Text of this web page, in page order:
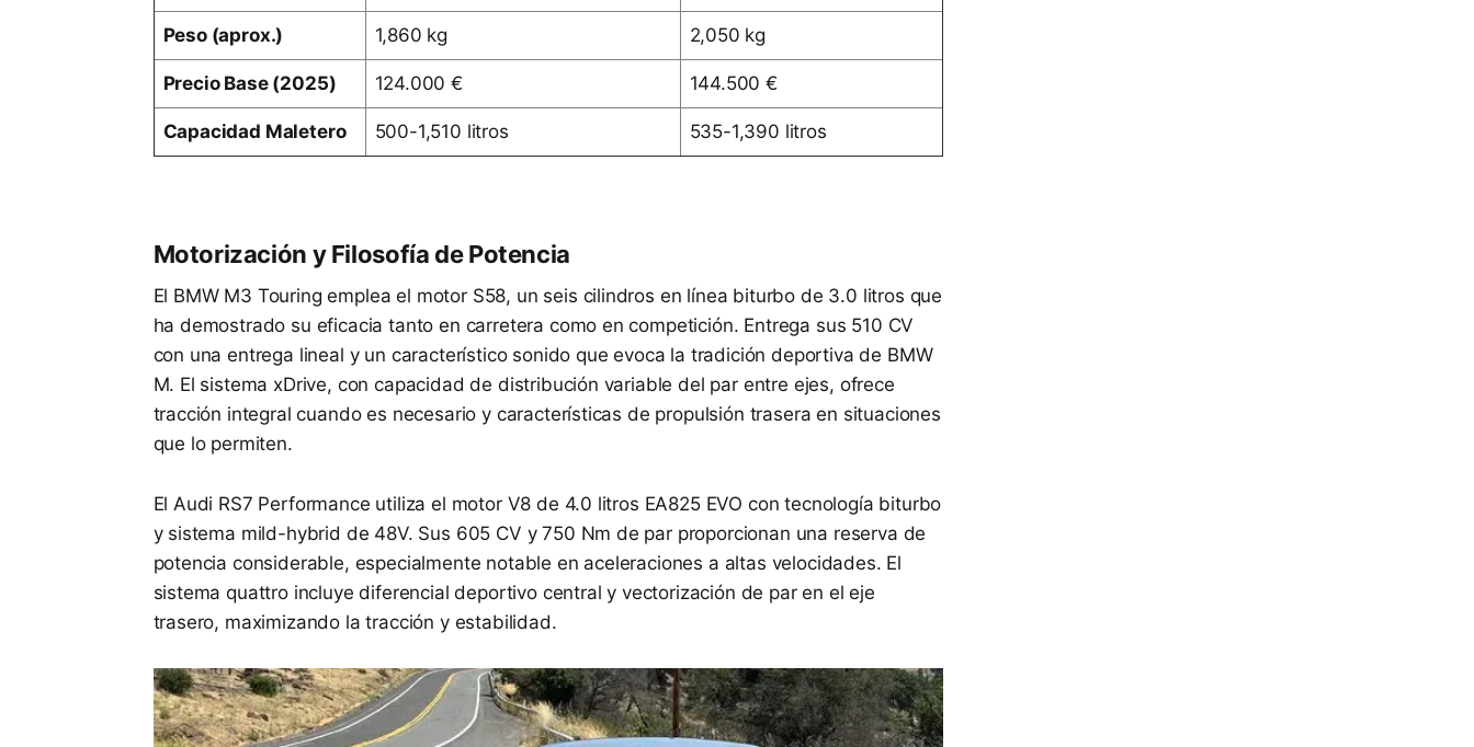
Peso (aprox.) 1,860 kg 2,050 kg
Precio Base (2025) 124.000 € 144.500 €
Capacidad Maletero 500-1,510 litros 535-1,390 litros
Motorización y Filosofía de Potencia
El BMW M3 Touring emplea el motor S58, un seis cilindros en línea biturbo de 3.0 litros que
ha demostrado su eficacia tanto en carretera como en competición. Entrega sus 510 CV
con una entrega lineal y un característico sonido que evoca la tradición deportiva de BMW
M. El sistema xDrive, con capacidad de distribución variable del par entre ejes, ofrece
tracción integral cuando es necesario y características de propulsión trasera en situaciones
que lo permiten.
El Audi RS7 Performance utiliza el motor V8 de 4.0 litros EA825 EVO con tecnología biturbo
y sistema mild-hybrid de 48V. Sus 605 CV y 750 Nm de par proporcionan una reserva de
potencia considerable, especialmente notable en aceleraciones a altas velocidades. El
sistema quattro incluye diferencial deportivo central y vectorización de par en el eje
trasero, maximizando la tracción y estabilidad.